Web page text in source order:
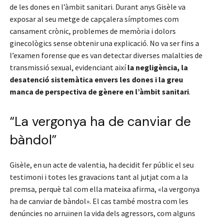
de les dones en l’àmbit sanitari. Durant anys Gisèle va
exposar al seu metge de capçalera símptomes com
cansament crònic, problemes de memòria i dolors
ginecològics sense obtenir una explicació. No va ser fins a
l’examen forense que es van detectar diverses malalties de
transmissió sexual, evidenciant aixíla negligència, la
desatenció sistemàtica envers les dones i la greu
manca de perspectiva de gènere en l’àmbit sanitari.
“La vergonya ha de canviar de
bàndol”
Gisèle, en un acte de valentia, ha decidit fer públic el seu
testimoni i totes les gravacions tant al jutjat com a la
premsa, perquè tal com ella mateixa afirma, «la vergonya
ha de canviar de bàndol». El cas també mostra com les
denúncies no arruïnen la vida dels agressors, com alguns